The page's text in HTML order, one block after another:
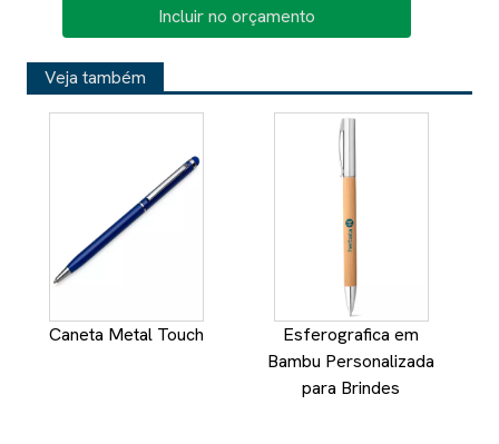
Incluir no orçamento
Veja também
Caneta Metal Touch
Esferografica em
Bambu Personalizada
para Brindes